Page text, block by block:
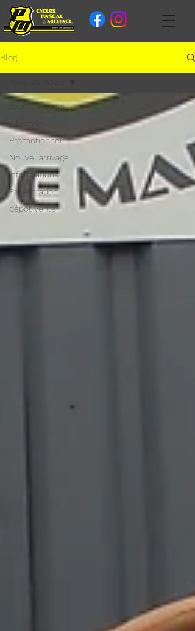
Blog
Tous les posts
Promotionnel
Nouvel arrivage
Informations
Présentation
dépôt vente